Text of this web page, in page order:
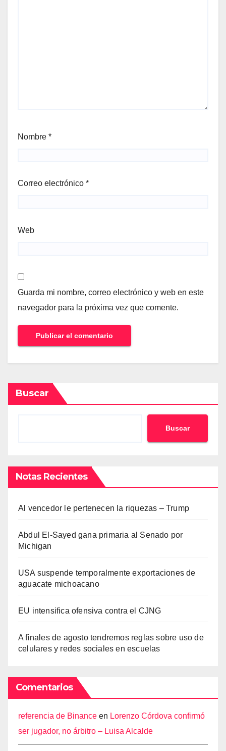
Nombre *
Correo electrónico *
Web
Guarda mi nombre, correo electrónico y web en este
navegador para la próxima vez que comente.
Buscar
Buscar
Notas Recientes
Al vencedor le pertenecen la riquezas – Trump
Abdul El-Sayed gana primaria al Senado por
Michigan
USA suspende temporalmente exportaciones de
aguacate michoacano
EU intensifica ofensiva contra el CJNG
A finales de agosto tendremos reglas sobre uso de
celulares y redes sociales en escuelas
Comentarios
referencia de Binance en Lorenzo Córdova confirmó
ser jugador, no árbitro – Luisa Alcalde